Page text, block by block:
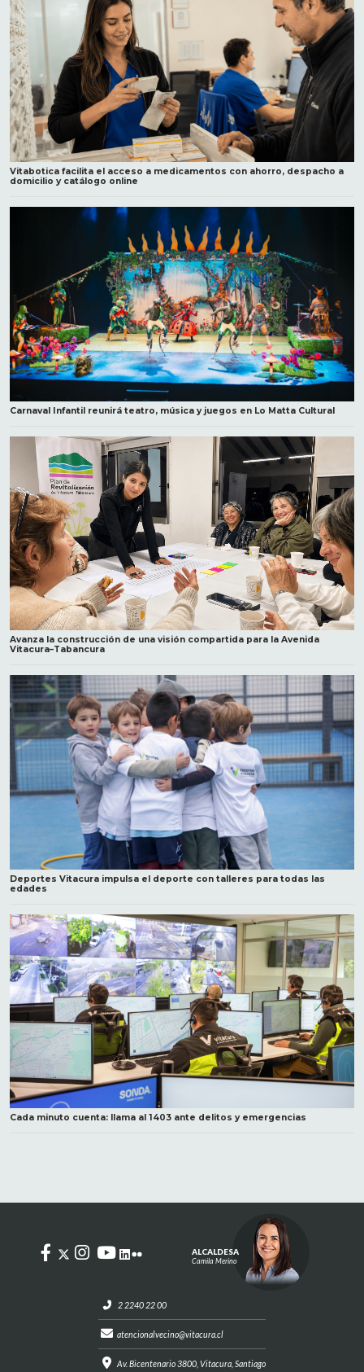
Vitabotica facilita el acceso a medicamentos con ahorro, despacho a
domicilio y catálogo online
Carnaval Infantil reunirá teatro, música y juegos en Lo Matta Cultural
Avanza la construcción de una visión compartida para la Avenida
Vitacura–Tabancura
Deportes Vitacura impulsa el deporte con talleres para todas las
edades
Cada minuto cuenta: llama al 1403 ante delitos y emergencias
2 2240 22 00
atencionalvecino@vitacura.cl
Av. Bicentenario 3800, Vitacura, Santiago
ALCALDESA
Camila Merino